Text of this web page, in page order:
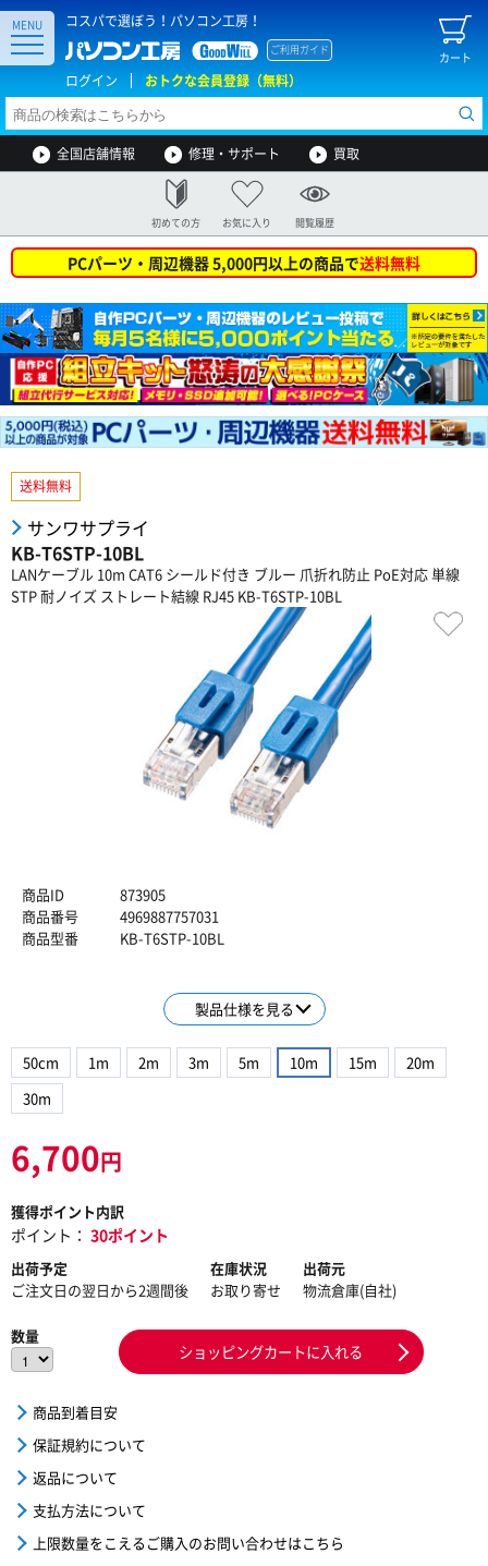
コスパで選ぼう！パソコン工房！
カート
ご利用ガイド
ログイン おトクな会員登録（無料）
MENU
全国店舗情報 修理・サポート 買取
初めての方 お気に入り 閲覧履歴
PCパーツ・周辺機器 5,000円以上の商品で送料無料
送料無料
サンワサプライ
KB-T6STP-10BL
LANケーブル 10m CAT6 シールド付き ブルー 爪折れ防止 PoE対応 単線
STP 耐ノイズ ストレート結線 RJ45 KB-T6STP-10BL
商品ID
873905
商品番号
4969887757031
商品型番
KB-T6STP-10BL
製品仕様を見る
50cm 1m 2m 3m 5m 10m 15m
20m
30m
6,700円
獲得ポイント内訳
ポイント： 30ポイント
出荷予定
ご注文日の翌日から2週間後
在庫状況
お取り寄せ
出荷元
物流倉庫(自社)
数量
ショッピングカートに入れる
商品到着目安
保証規約について
返品について
支払方法について
上限数量をこえるご購入のお問い合わせはこちら